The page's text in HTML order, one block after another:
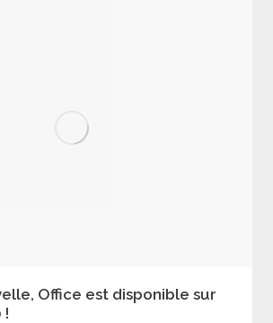
Office est disponible sur
!